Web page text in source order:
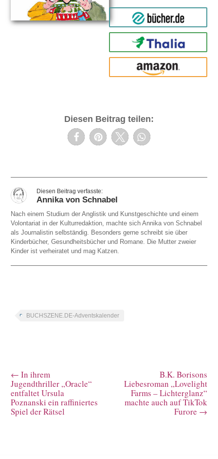
bücher.de
Thalia
amazon
Diesen Beitrag teilen:
Annika von Schnabel
Nach einem Studium der Anglistik und Kunstgeschichte und einem
Volontariat in der Kulturredaktion, machte sich Annika von Schnabel
als Journalistin selbständig. Besonders gerne schreibt sie über
Kinderbücher, Gesundheitsbücher und Romane. Die Mutter zweier
Kinder ist verheiratet und mag Katzen.
BUCHSZENE.DE-Adventskalender
←In ihrem
Jugendthriller „Oracle“
entfaltet Ursula
Poznanski ein raffiniertes
Spiel der Rätsel
B.K. Borisons
Liebesroman „Lovelight
Farms – Lichterglanz“
machte auch auf TikTok
Furore →